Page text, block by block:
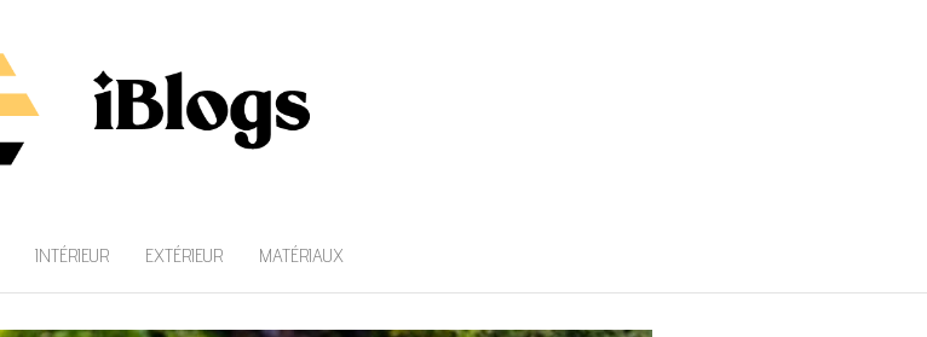
INTÉRIEUR EXTÉRIEUR MATÉRIAUX